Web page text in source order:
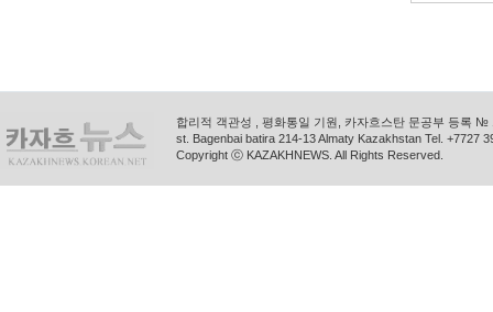
합리적 객관성 , 평화통일 기원, 카자흐스탄 문공부 등록
st. Bagenbai batira 214-13 Almaty Kazakhstan Tel. +7727
Copyright ⓒ KAZAKHNEWS. All Rights Reserved.